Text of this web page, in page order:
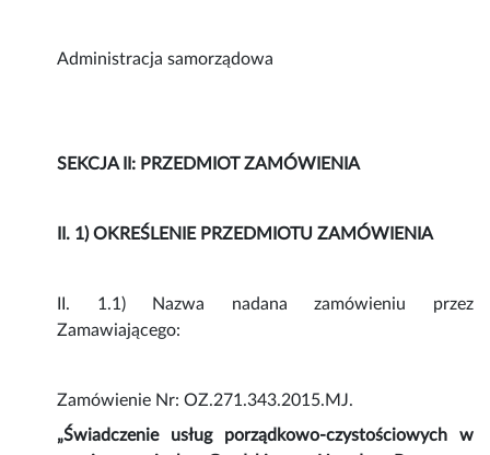
Administracja samorządowa
SEKCJA II: PRZEDMIOT ZAMÓWIENIA
II. 1) OKREŚLENIE PRZEDMIOTU ZAMÓWIENIA
II. 1.1) Nazwa nadana zamówieniu przez
Zamawiającego:
Zamówienie Nr: OZ.271.343.2015.MJ.
„Świadczenie usług porządkowo-czystościowych w